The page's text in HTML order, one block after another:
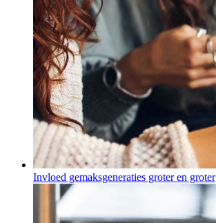
Invloed gemaksgeneraties groter en groter